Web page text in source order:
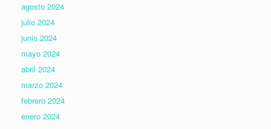
agosto 2024
julio 2024
junio 2024
mayo 2024
abril 2024
marzo 2024
febrero 2024
enero 2024